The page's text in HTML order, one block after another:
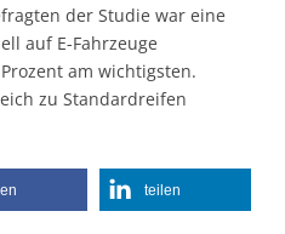
der Studie war eine
auf E-Fahrzeuge
am wichtigsten.
zu Standardreifen
teilen